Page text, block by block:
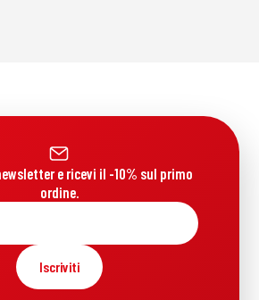
e ricevi il -10% sul primo
ordine.
Iscriviti